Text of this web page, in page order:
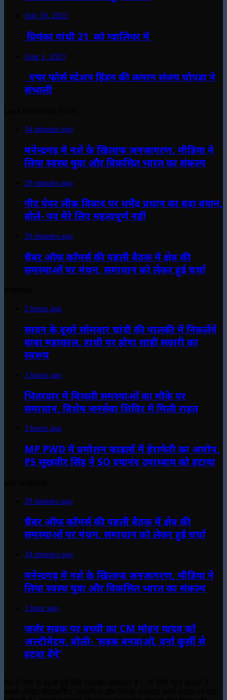
July 20, 2023
प्रियंका गांधी 21 को ग्वालियर में
June 1, 2023
एयर फोर्स स्टेशन हिंडन की कमान संजय चोपड़ा ने
संभाली
34 minutes ago
मनेन्द्रगढ़ में नशे के खिलाफ जनजागरण, मीडिया ने
लिया स्वस्थ युवा और विकसित भारत का संकल्प
29 minutes ago
नीट पेपर लीक विवाद पर धर्मेंद्र प्रधान का बड़ा बयान,
बोले- पद मेरे लिए महत्वपूर्ण नहीं
29 minutes ago
चैंबर ऑफ कॉमर्स की पहली बैठक में क्षेत्र की
समस्याओं पर मंथन, समाधान को लेकर हुई चर्चा
2 hours ago
सावन के दूसरे सोमवार चांदी की पालकी में निकलेंगे
बाबा महाकाल, हाथी पर होगा शाही सवारी का
स्वरूप
3 hours ago
भितरवार में बिजली समस्याओं का मौके पर
समाधान, विशेष जनसेवा शिविर में मिली राहत
3 hours ago
MP PWD में प्रमोशन फाइलों में हेराफेरी का आरोप,
PS सुखवीर सिंह ने SO दयानंद उपाध्याय को हटाया
29 minutes ago
चैंबर ऑफ कॉमर्स की पहली बैठक में क्षेत्र की
समस्याओं पर मंथन, समाधान को लेकर हुई चर्चा
34 minutes ago
मनेन्द्रगढ़ में नशे के खिलाफ जनजागरण, मीडिया ने
लिया स्वस्थ युवा और विकसित भारत का संकल्प
1 hour ago
जर्जर सड़क पर बच्ची का CM मोहन यादव को
अल्टीमेटम, बोली- ‘सड़क बनवाओ, वर्ना कुर्सी से
हटवा देंगे’